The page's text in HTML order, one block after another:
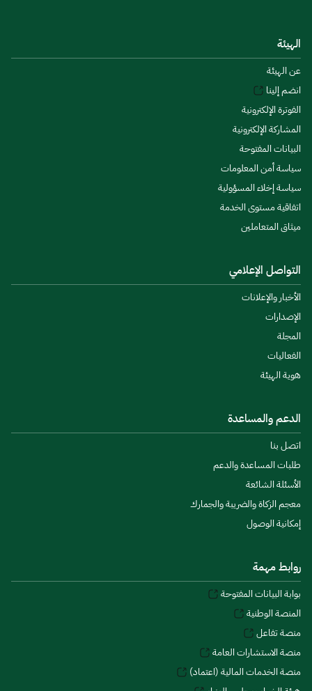
الهيئة
عن الهيئة
انضم إلينا
الفوترة الإلكترونية
المشاركة الإلكترونية
البيانات المفتوحة
سياسة أمن المعلومات
سياسة إخلاء المسؤولية
اتفاقية مستوى الخدمة
ميثاق المتعاملين
التواصل الإعلامي
الأخبار والإعلانات
الإصدارات
المجلة
الفعاليات
هوية الهيئة
الدعم والمساعدة
اتصل بنا
طلبات المساعدة والدعم
الأسئلة الشائعة
معجم الزكاة والضريبة والجمارك
إمكانية الوصول
روابط مهمة
بوابة البيانات المفتوحة
المنصة الوطنية
منصة تفاعل
منصة الاستشارات العامة
منصة الخدمات المالية (اعتماد)